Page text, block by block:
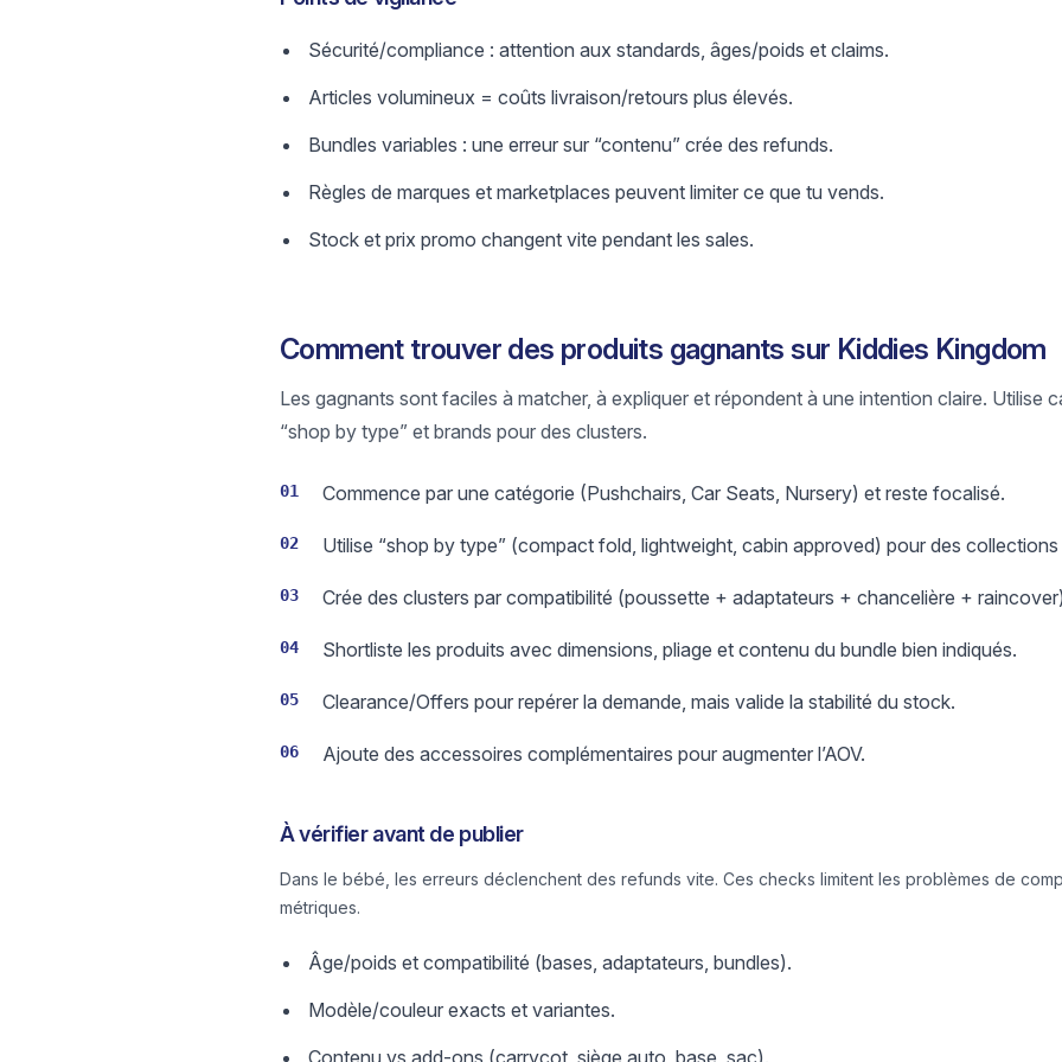
Sécurité/compliance : attention aux standards, âges/poids et claims.
Articles volumineux = coûts livraison/retours plus élevés.
Bundles variables : une erreur sur “contenu” crée des refunds.
Règles de marques et marketplaces peuvent limiter ce que tu vends.
Stock et prix promo changent vite pendant les sales.
Comment trouver des produits gagnants sur Kiddies Kingdom
Les gagnants sont faciles à matcher, à expliquer et répondent à une intention claire. Utilise
“shop by type” et brands pour des clusters.
01 Commence par une catégorie (Pushchairs, Car Seats, Nursery) et reste focalisé.
02 Utilise “shop by type” (compact fold, lightweight, cabin approved) pour des collections
03 Crée des clusters par compatibilité (poussette + adaptateurs + chancelière +
04 Shortliste les produits avec dimensions, pliage et contenu du bundle bien indiqués.
05 Clearance/Offers pour repérer la demande, mais valide la stabilité du stock.
06 Ajoute des accessoires complémentaires pour augmenter l’AOV.
À vérifier avant de publier
Dans le bébé, les erreurs déclenchent des refunds vite. Ces checks limitent les problèmes de
métriques.
Âge/poids et compatibilité (bases, adaptateurs, bundles).
Modèle/couleur exacts et variantes.
Contenu vs add-ons (carrycot, siège auto, base, sac).